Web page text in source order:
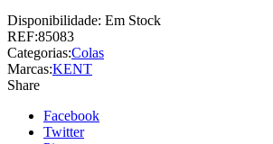
Disponibilidade: Em Stock
REF:85083
Categorias:Colas
Marcas:KENT
Share
Facebook
Twitter